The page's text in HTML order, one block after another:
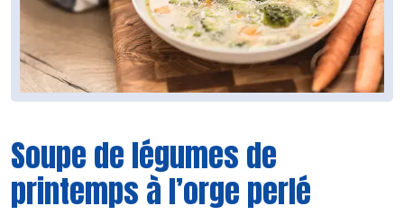
Soupe de légumes de
printemps à l’orge perlé